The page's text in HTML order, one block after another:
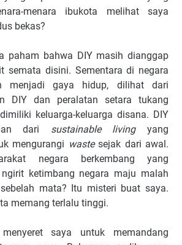
menara ibukota melihat saya
bekas?
paham bahwa DIY masih dianggap
semata disini. Sementara di negara
menjadi gaya hidup, dilihat dari
DIY dan peralatan setara tukang
keluarga-keluarga disana. DIY
dari sustainable livingyang
mengurangi wastesejak dari awal.
negara berkembang yang
ketimbang negara maju malah
mata? Itu misteri buat saya.
memang terlalu tinggi.
saya untuk memandang